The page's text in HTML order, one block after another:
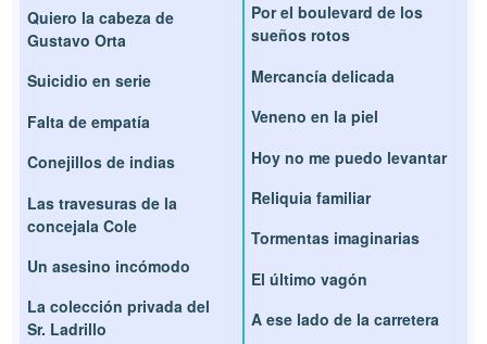
Quiero la cabeza de
Gustavo Orta
Suicidio en serie
Falta de empatía
Conejillos de indias
Las travesuras de la
concejala Cole
Un asesino incómodo
La colección privada del
Sr. Ladrillo
Por el boulevard de los
sueños rotos
Mercancía delicada
Veneno en la piel
Hoy no me puedo levantar
Reliquia familiar
Tormentas imaginarias
El último vagón
A ese lado de la carretera